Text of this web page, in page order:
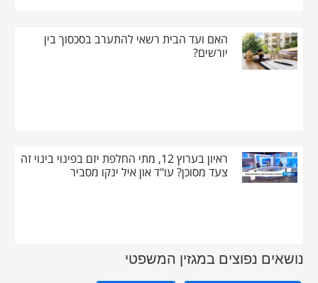
האם ועד הבית רשאי להתערב בסכסוך בין
יורשים?
ראיון בערוץ 12, מתי החלפת יזם בפינוי בינוי זה
צעד מסוכן? עו"ד און איל ינקו מסביר
נושאים נפוצים במגזין המשפטי